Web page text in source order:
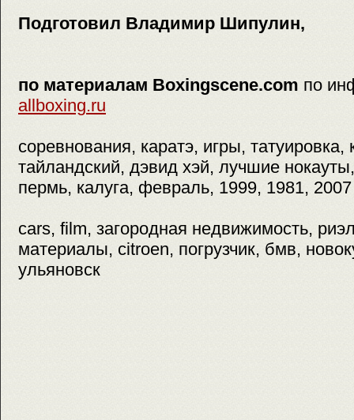
Подготовил Владимир Шипулин,
по материалам Boxingscene.com по
allboxing.ru
соревнования, каратэ, игры, татуировка,
тайландский, дэвид хэй, лучшие
пермь, калуга, февраль, 1999, 1981, 2007
cars, film, загородная недвижимость,
материалы, citroen, погрузчик, бмв,
ульяновск